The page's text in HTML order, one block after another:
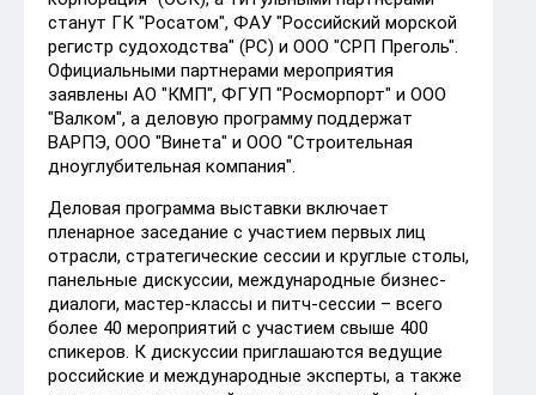
станут ГК "Росатом", ФАУ "Российский морской
регистр судоходства" (РС) и ООО "СРП Преголь".
Официальными партнерами мероприятия
заявлены АО "КМП", ФГУП "Росморпорт" и ООО
"Валком", а деловую программу поддержат
ВАРПЭ, ООО "Винета" и ООО "Строительная
дноуглубительная компания".
Деловая программа выставки включает
пленарное заседание с участием первых лиц
отрасли, стратегические сессии и круглые столы,
панельные дискуссии, международные бизнес-
диалоги, мастер-классы и питч-сессии – всего
более 40 мероприятий с участием свыше 400
спикеров. К дискуссии приглашаются ведущие
российские и международные эксперты, а также